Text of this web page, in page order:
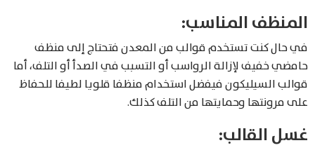
المنظف المناسب:
في حال كنت تستخدم قوالب من المعدن فتحتاج إلى منظف
حامضي خفيف لإزالة الرواسب أو التسبب في الصدأ أو التلف، أما
قوالب السيليكون فيفضل استخدام منظفا قلويا لطيفا للحفاظ
على مرونتها وحمايتها من التلف كذلك.
غسل القالب: